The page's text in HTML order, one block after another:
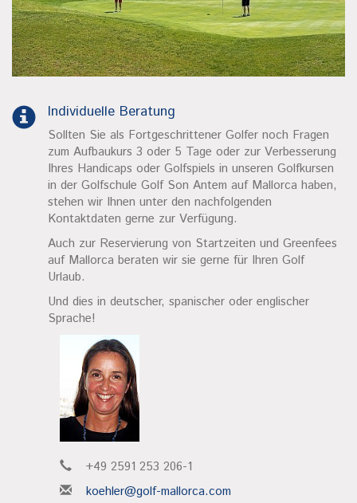
Individuelle Beratung
Sollten Sie als Fortgeschrittener Golfer noch Fragen
zum Aufbaukurs 3 oder 5 Tage oder zur Verbesserung
Ihres Handicaps oder Golfspiels in unseren Golfkursen
in der Golfschule Golf Son Antem auf Mallorca haben,
stehen wir Ihnen unter den nachfolgenden
Kontaktdaten gerne zur Verfügung.
Auch zur Reservierung von Startzeiten und Greenfees
auf Mallorca beraten wir sie gerne für Ihren Golf
Urlaub.
Und dies in deutscher, spanischer oder englischer
Sprache!
+49 2591 253 206-1
koehler@golf-mallorca.com